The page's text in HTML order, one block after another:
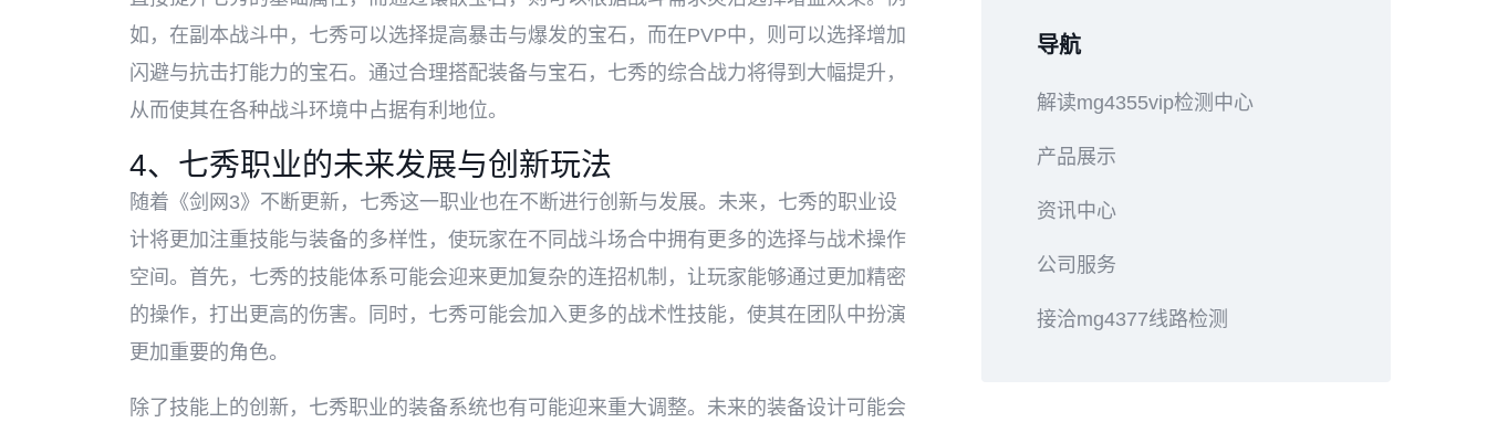
如，在副本战斗中，七秀可以选择提高暴击与爆发的宝石，而在PVP中，则可以选择增加
闪避与抗击打能力的宝石。通过合理搭配装备与宝石，七秀的综合战力将得到大幅提升，
从而使其在各种战斗环境中占据有利地位。
4、七秀职业的未来发展与创新玩法
随着《剑网3》不断更新，七秀这一职业也在不断进行创新与发展。未来，七秀的职业设
计将更加注重技能与装备的多样性，使玩家在不同战斗场合中拥有更多的选择与战术操作
空间。首先，七秀的技能体系可能会迎来更加复杂的连招机制，让玩家能够通过更加精密
的操作，打出更高的伤害。同时，七秀可能会加入更多的战术性技能，使其在团队中扮演
更加重要的角色。
除了技能上的创新，七秀职业的装备系统也有可能迎来重大调整。未来的装备设计可能会
导航
解读mg4355vip检测中心
产品展示
资讯中心
公司服务
接洽mg4377线路检测